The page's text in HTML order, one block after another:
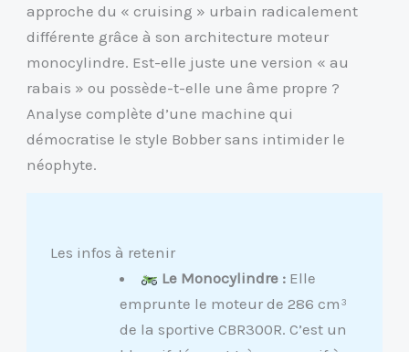
approche du « cruising » urbain radicalement
différente grâce à son architecture moteur
monocylindre. Est-elle juste une version « au
rabais » ou possède-t-elle une âme propre ?
Analyse complète d’une machine qui
démocratise le style Bobber sans intimider le
néophyte.
Les infos à retenir
Le Monocylindre : Elle
emprunte le moteur de 286 cm³
de la sportive CBR300R. C’est un